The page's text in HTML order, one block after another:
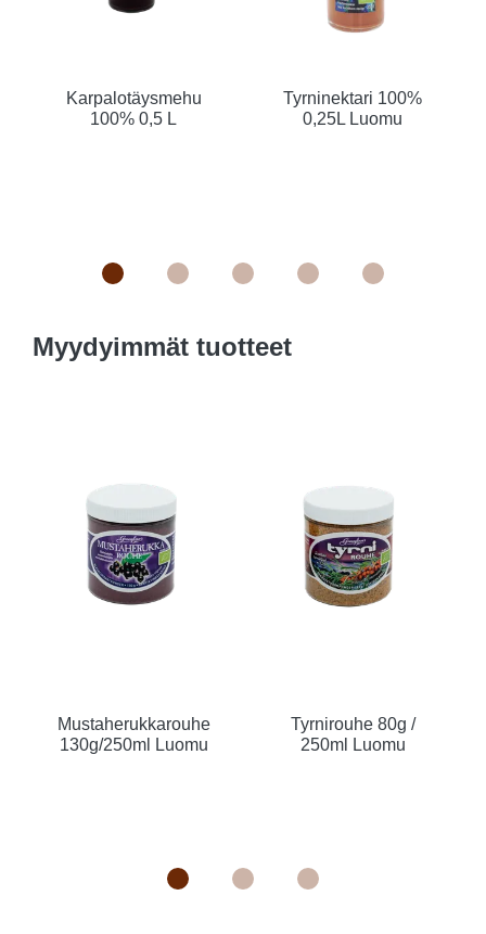
Karpalotäysmehu
100% 0,5 L
Tyrninektari 100%
0,25L Luomu
Myydyimmät tuotteet
Mustaherukkarouhe
130g/250ml Luomu
Tyrnirouhe 80g /
250ml Luomu